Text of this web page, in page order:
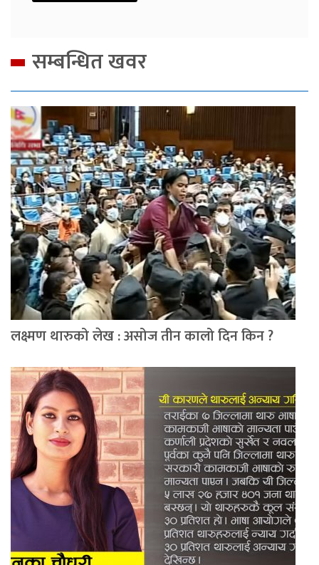
सम्बन्धित खवर
लक्ष्मण थारुको लेख : असोज तीन कालो दिन किन ?